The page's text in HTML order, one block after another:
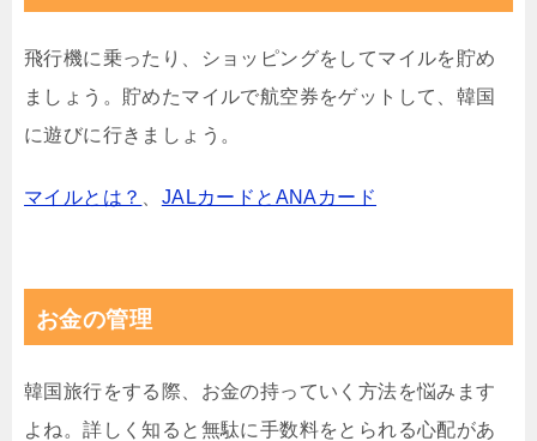
飛行機に乗ったり、ショッピングをしてマイルを貯め
ましょう。貯めたマイルで航空券をゲットして、韓国
に遊びに行きましょう。
マイルとは？ JALカードとANAカード
お金の管理
韓国旅行をする際、お金の持っていく方法を悩みます
よね。詳しく知ると無駄に手数料をとられる心配があ